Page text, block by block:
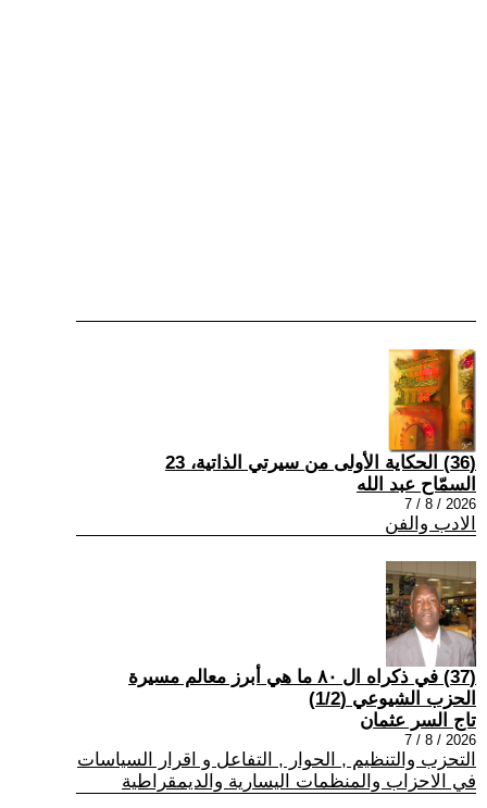
(36) الحكاية الأولى من سيرتي الذاتية، 23
السمّاح عبد الله
2026 / 8 / 7
الادب والفن
(37) في ذكراه ال ٨٠ ما هي أبرز معالم مسيرة
الحزب الشيوعي (1/2)
تاج السر عثمان
2026 / 8 / 7
التحزب والتنظيم , الحوار , التفاعل و اقرار السياسات
في الاحزاب والمنظمات اليسارية والديمقراطية